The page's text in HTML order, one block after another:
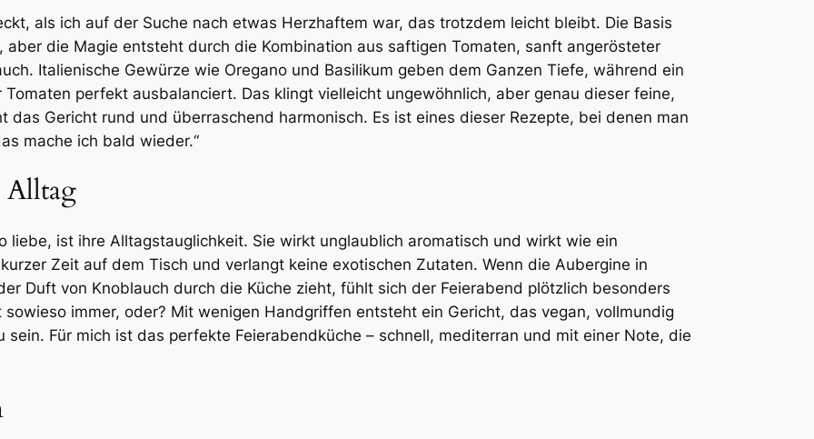
als ich auf der Suche nach etwas Herzhaftem war, das trotzdem leicht bleibt. Die Basis
die Magie entsteht durch die Kombination aus saftigen Tomaten, sanft angerösteter
Italienische Gewürze wie Oregano und Basilikum geben dem Ganzen Tiefe, während ein
perfekt ausbalanciert. Das klingt vielleicht ungewöhnlich, aber genau dieser feine,
das Gericht rund und überraschend harmonisch. Es ist eines dieser Rezepte, bei denen man
mache ich bald wieder.“
Alltag
liebe, ist ihre Alltagstauglichkeit. Sie wirkt unglaublich aromatisch und wirkt wie ein
Zeit auf dem Tisch und verlangt keine exotischen Zutaten. Wenn die Aubergine in
Duft von Knoblauch durch die Küche zieht, fühlt sich der Feierabend plötzlich besonders
immer, oder? Mit wenigen Handgriffen entsteht ein Gericht, das vegan, vollmundig
Für mich ist das perfekte Feierabendküche – schnell, mediterran und mit einer Note, die